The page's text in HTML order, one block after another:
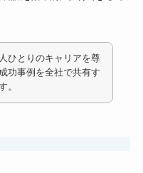
ひとりのキャリアを尊
功事例を全社で共有す
。